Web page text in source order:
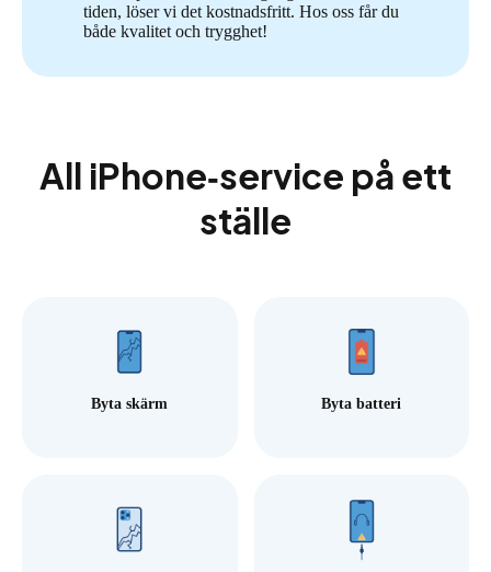
tiden, löser vi det kostnadsfritt. Hos oss får du
både kvalitet och trygghet!
All iPhone‑service på ett
ställe
Byta skärm Byta batteri